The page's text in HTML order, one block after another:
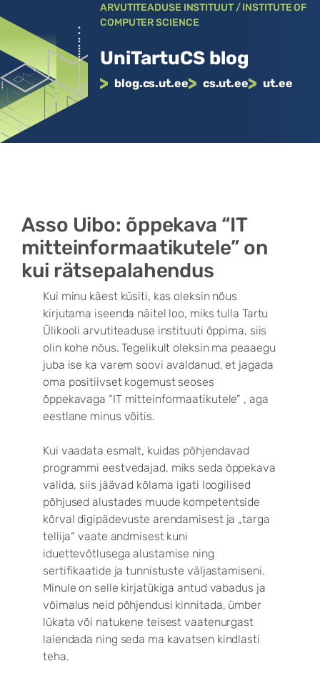
sisu
ARVUTITEADUSE INSTITUUT / INSTITUTE OF
COMPUTER SCIENCE
UniTartuCS blog
blog.cs.ut.ee cs.ut.ee ut.ee
Asso Uibo: õppekava “IT
mitteinformaatikutele” on
kui rätsepalahendus
Kui minu käest küsiti, kas oleksin nõus
kirjutama iseenda näitel loo, miks tulla Tartu
Ülikooli arvutiteaduse instituuti õppima, siis
olin kohe nõus. Tegelikult oleksin ma peaaegu
juba ise ka varem soovi avaldanud, et jagada
oma positiivset kogemust seoses
õppekavaga “IT mitteinformaatikutele” , aga
eestlane minus võitis.
Kui vaadata esmalt, kuidas põhjendavad
programmi eestvedajad, miks seda õppekava
valida, siis jäävad kõlama igati loogilised
põhjused alustades muude kompetentside
kõrval digipädevuste arendamisest ja „targa
tellija“ vaate andmisest kuni
iduettevõtlusega alustamise ning
sertifikaatide ja tunnistuste väljastamiseni.
Minule on selle kirjatükiga antud vabadus ja
võimalus neid põhjendusi kinnitada, ümber
lükata või natukene teisest vaatenurgast
laiendada ning seda ma kavatsen kindlasti
teha.